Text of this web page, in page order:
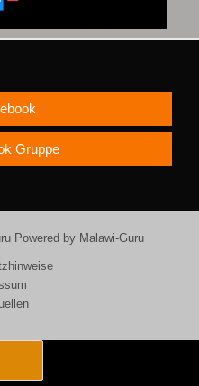
Gruppe
Powered by Malawi-Guru